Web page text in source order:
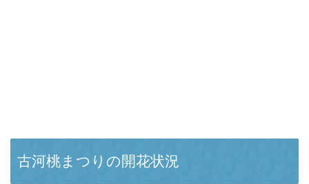
古河桃まつりの開花状況